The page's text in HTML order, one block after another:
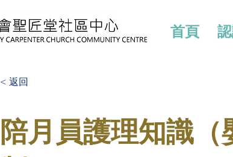
首頁
< 返回
陪月員護理知識